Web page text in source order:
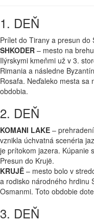
1. DEŇ
Prílet do Tirany a presun do
SHKODER – mesto na
Ilýrskymi kmeňmi už v 3.
Rimania a následne
Rosafa. Neďaleko mesta sa
obdobia.
2. DEŇ
KOMANI LAKE –
vznikla úchvatná scenéria
je prítokom jazera. Kúpanie
Presun do Krujë.
KRUJË – mesto bolo v
a rodisko národného hrdinu
Osmanmi. Toto obdobie
3. DEŇ